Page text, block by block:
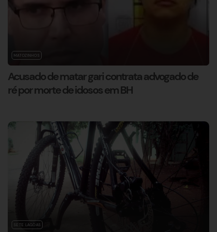
MATOZINHOS
Acusado de matar gari contrata advogado de
ré por morte de idosos em BH
SETE LAGOAS